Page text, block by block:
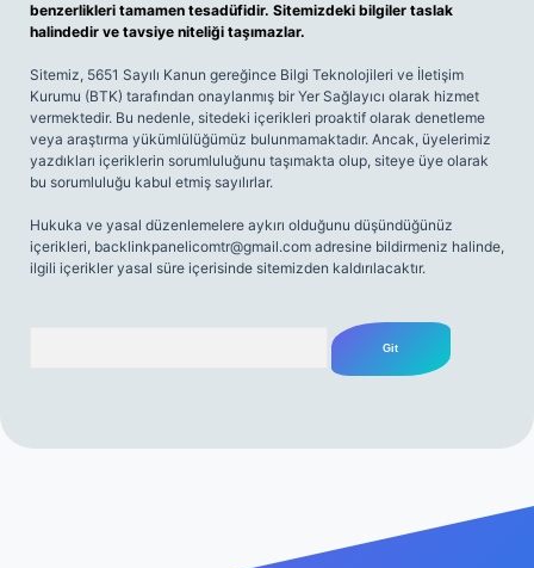
benzerlikleri tamamen tesadüfidir. Sitemizdeki bilgiler taslak
halindedir ve tavsiye niteliği taşımazlar.
Sitemiz, 5651 Sayılı Kanun gereğince Bilgi Teknolojileri ve İletişim
Kurumu (BTK) tarafından onaylanmış bir Yer Sağlayıcı olarak hizmet
vermektedir. Bu nedenle, sitedeki içerikleri proaktif olarak denetleme
veya araştırma yükümlülüğümüz bulunmamaktadır. Ancak, üyelerimiz
yazdıkları içeriklerin sorumluluğunu taşımakta olup, siteye üye olarak
bu sorumluluğu kabul etmiş sayılırlar.
Hukuka ve yasal düzenlemelere aykırı olduğunu düşündüğünüz
içerikleri, backlinkpanelicomtr@gmail.com adresine bildirmeniz halinde,
ilgili içerikler yasal süre içerisinde sitemizden kaldırılacaktır.